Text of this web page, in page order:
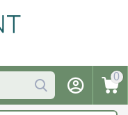
0